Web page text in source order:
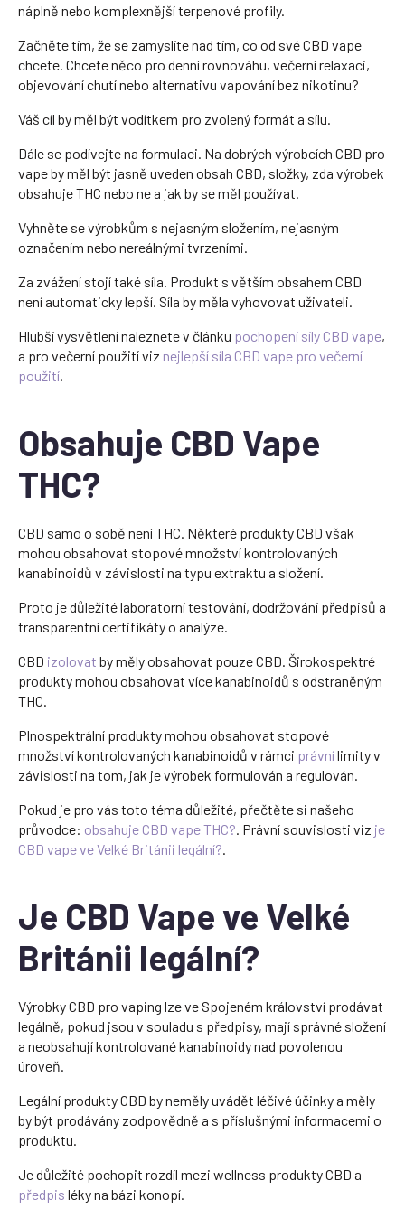
náplně nebo komplexnější terpenové profily.
Začněte tím, že se zamyslíte nad tím, co od své CBD vape
chcete. Chcete něco pro denní rovnováhu, večerní relaxaci,
objevování chutí nebo alternativu vapování bez nikotinu?
Váš cíl by měl být vodítkem pro zvolený formát a sílu.
Dále se podívejte na formulaci. Na dobrých výrobcích CBD pro
vape by měl být jasně uveden obsah CBD, složky, zda výrobek
obsahuje THC nebo ne a jak by se měl používat.
Vyhněte se výrobkům s nejasným složením, nejasným
označením nebo nereálnými tvrzeními.
Za zvážení stojí také síla. Produkt s větším obsahem CBD
není automaticky lepší. Síla by měla vyhovovat uživateli.
Hlubší vysvětlení naleznete v článku pochopení síly CBD vape,
a pro večerní použití viz nejlepší síla CBD vape pro večerní
použití.
Obsahuje CBD Vape
THC?
CBD samo o sobě není THC. Některé produkty CBD však
mohou obsahovat stopové množství kontrolovaných
kanabinoidů v závislosti na typu extraktu a složení.
Proto je důležité laboratorní testování, dodržování předpisů a
transparentní certifikáty o analýze.
CBD izolovat by měly obsahovat pouze CBD. Širokospektré
produkty mohou obsahovat více kanabinoidů s odstraněným
THC.
Plnospektrální produkty mohou obsahovat stopové
množství kontrolovaných kanabinoidů v rámci právnílimity v
závislosti na tom, jak je výrobek formulován a regulován.
Pokud je pro vás toto téma důležité, přečtěte si našeho
průvodce: obsahuje CBD vape THC?. Právní souvislosti viz je
CBD vape ve Velké Británii legální?.
Je CBD Vape ve Velké
Británii legální?
Výrobky CBD pro vaping lze ve Spojeném království prodávat
legálně, pokud jsou v souladu s předpisy, mají správné složení
a neobsahují kontrolované kanabinoidy nad povolenou
úroveň.
Legální produkty CBD by neměly uvádět léčivé účinky a měly
by být prodávány zodpovědně a s příslušnými informacemi o
produktu.
Je důležité pochopit rozdíl mezi wellness produkty CBD a
předpis léky na bázi konopí.